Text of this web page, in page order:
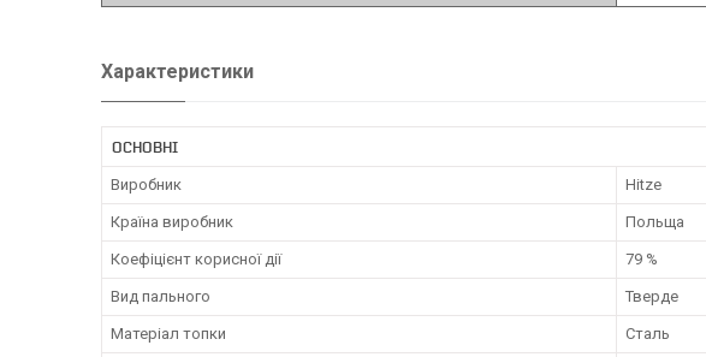
Характеристики
ОСНОВНІ
Виробник Hitze
Країна виробник Польща
Коефіцієнт корисної дії 79 %
Вид пального Тверде
Матеріал топки Сталь